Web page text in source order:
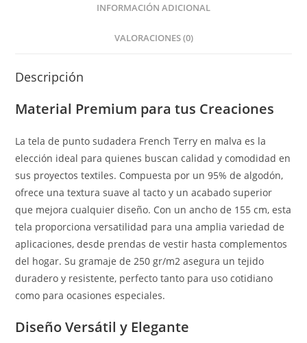
INFORMACIÓN ADICIONAL
VALORACIONES (0)
Descripción
Material Premium para tus Creaciones
La tela de punto sudadera French Terry en malva es la
elección ideal para quienes buscan calidad y comodidad en
sus proyectos textiles. Compuesta por un 95% de algodón,
ofrece una textura suave al tacto y un acabado superior
que mejora cualquier diseño. Con un ancho de 155 cm, esta
tela proporciona versatilidad para una amplia variedad de
aplicaciones, desde prendas de vestir hasta complementos
del hogar. Su gramaje de 250 gr/m2 asegura un tejido
duradero y resistente, perfecto tanto para uso cotidiano
como para ocasiones especiales.
Diseño Versátil y Elegante